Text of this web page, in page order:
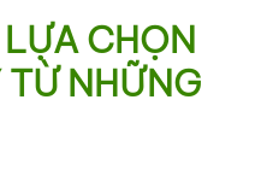
CHỌN
TỪ NHỮNG